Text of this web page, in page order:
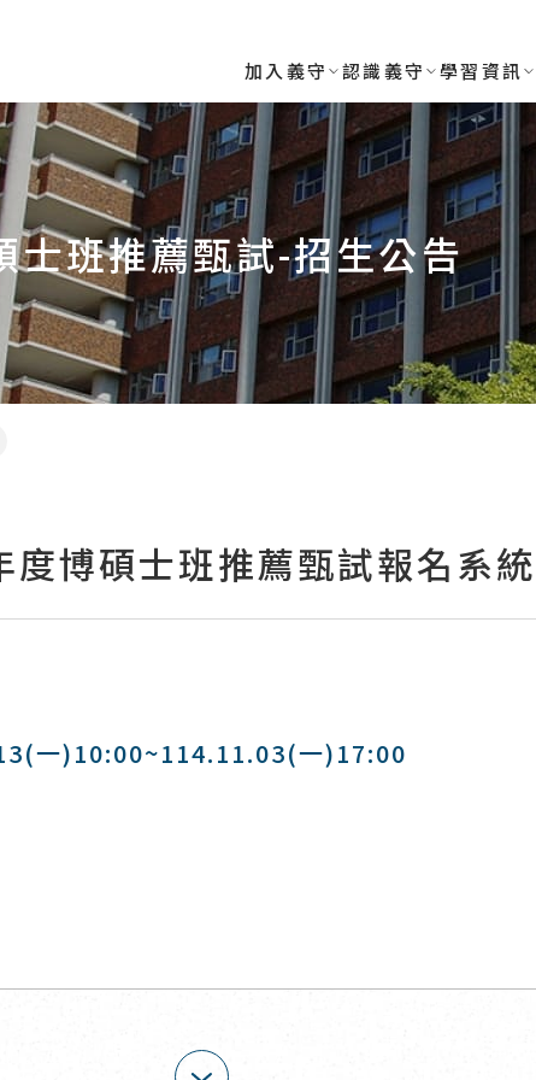
加入義守 認識義守 學習資訊
士班推薦甄試-招生公告
度博碩士班推薦甄試報名系統
一)10:00~114.11.03(一)17:00